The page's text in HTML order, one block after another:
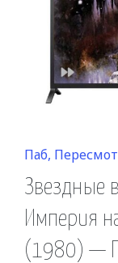
Posted
in
Паб
Звездные
Империя
(1980) —